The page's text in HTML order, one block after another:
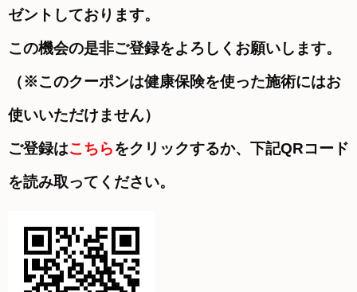
ゼントしております。
この機会の是非ご登録をよろしくお願いします。
（※このクーポンは健康保険を使った施術にはお
使いいただけません）
ご登録はこちらをクリックするか、下記QRコード
を読み取ってください。